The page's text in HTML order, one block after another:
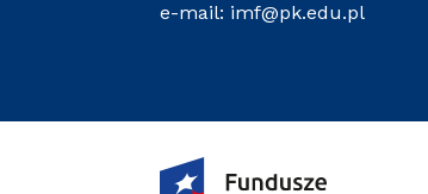
e-mail: imf@pk.edu.pl